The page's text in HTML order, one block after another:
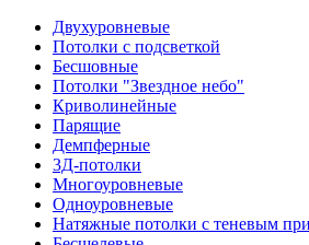
Двухуровневые
Потолки с подсветкой
Бесшовные
Потолки "Звездное небо"
Криволинейные
Парящие
Демпферные
3Д-потолки
Многоуровневые
Одноуровневые
Натяжные потолки с теневым